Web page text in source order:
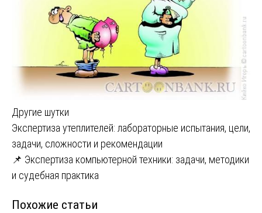
Другие шутки
Навигация
по
записям
Экспертиза утеплителей: лабораторные испытания, цели,
задачи, сложности и рекомендации
📌 Экспертиза компьютерной техники: задачи, методики
и судебная практика
Похожие статьи